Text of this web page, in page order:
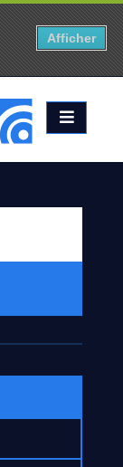
Afficher